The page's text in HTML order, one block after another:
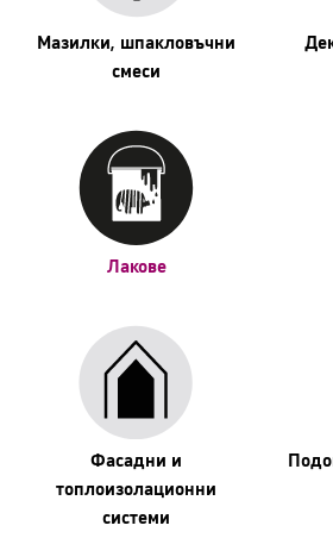
Мазилки, шпакловъчни
смеси
Лакове
Фасадни и
топлоизолационни
системи